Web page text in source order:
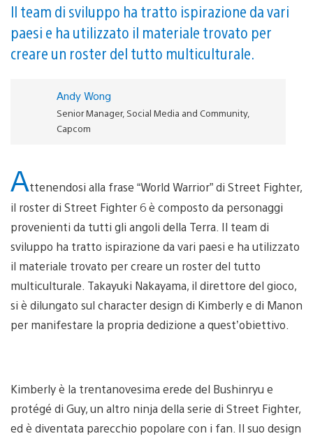
Il team di sviluppo ha tratto ispirazione da vari
paesi e ha utilizzato il materiale trovato per
creare un roster del tutto multiculturale.
Andy Wong
Senior Manager, Social Media and Community,
Capcom
Attenendosi alla frase “World Warrior” di Street Fighter,
il roster di Street Fighter 6 è composto da personaggi
provenienti da tutti gli angoli della Terra. Il team di
sviluppo ha tratto ispirazione da vari paesi e ha utilizzato
il materiale trovato per creare un roster del tutto
multiculturale. Takayuki Nakayama, il direttore del gioco,
si è dilungato sul character design di Kimberly e di Manon
per manifestare la propria dedizione a quest’obiettivo.
Kimberly è la trentanovesima erede del Bushinryu e
protégé di Guy, un altro ninja della serie di Street Fighter,
ed è diventata parecchio popolare con i fan. Il suo design